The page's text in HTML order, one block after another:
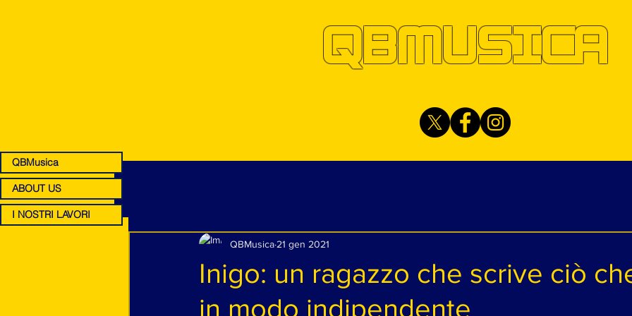
QBMUSICA
Inigo: un ragazzo che scrive ciò
in modo indipendente
QBMusica 21 gen 2021
QBMusica
ABOUT US
I NOSTRI LAVORI